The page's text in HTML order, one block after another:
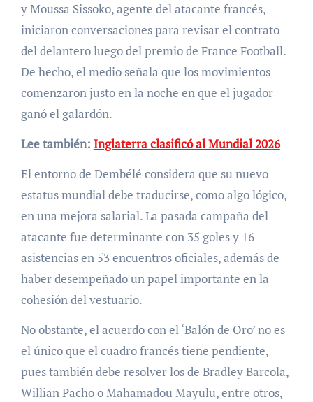
y Moussa Sissoko, agente del atacante francés,
iniciaron conversaciones para revisar el contrato
del delantero luego del premio de France Football.
De hecho, el medio señala que los movimientos
comenzaron justo en la noche en que el jugador
ganó el galardón.
Lee también: Inglaterra clasificó al Mundial 2026
El entorno de Dembélé considera que su nuevo
estatus mundial debe traducirse, como algo lógico,
en una mejora salarial. La pasada campaña del
atacante fue determinante con 35 goles y 16
asistencias en 53 encuentros oficiales, además de
haber desempeñado un papel importante en la
cohesión del vestuario.
No obstante, el acuerdo con el ‘Balón de Oro’ no es
el único que el cuadro francés tiene pendiente,
pues también debe resolver los de Bradley Barcola,
Willian Pacho o Mahamadou Mayulu, entre otros,